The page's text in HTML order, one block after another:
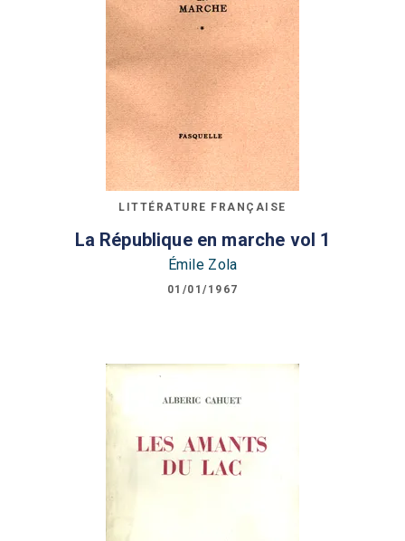
LITTÉRATURE FRANÇAISE
La République en marche vol 1
Émile Zola
01/01/1967